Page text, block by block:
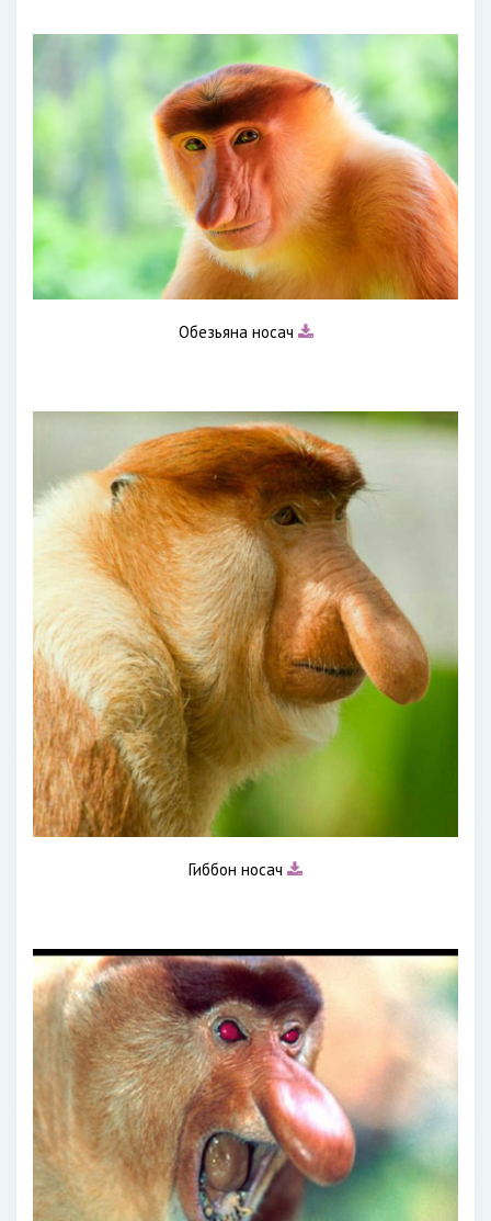
Обезьяна носач
Гиббон носач